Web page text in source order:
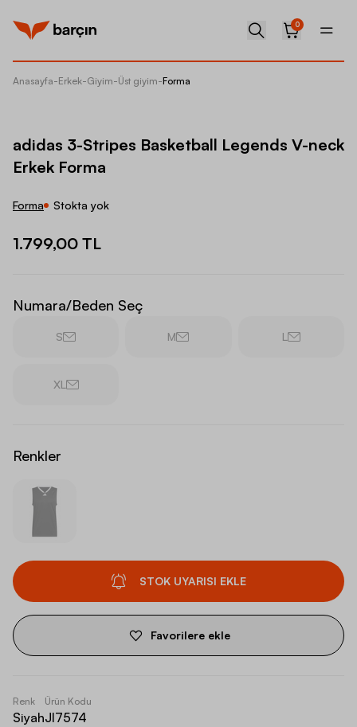
0
Anasayfa-Erkek-Giyim-Üst giyim-Forma
adidas 3-Stripes Basketball Legends V-neck
Erkek Forma
Forma Stokta yok
1.799,00 TL
Numara/Beden Seç
S M L
XL
Renkler
STOK UYARISI EKLE
Favorilere ekle
Renk
Siyah
Ürün Kodu
JI7574